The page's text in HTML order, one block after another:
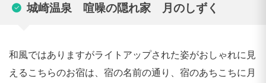
城崎温泉 喧噪の隠れ家 月のしずく
和風ではありますがライトアップされた姿がおしゃれに見
えるこちらのお宿は、宿の名前の通り、宿のあちこちに月